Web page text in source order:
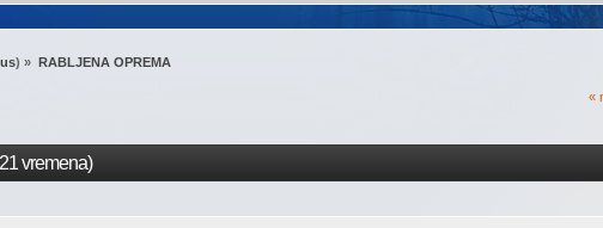
) » RABLJENA OPREMA
«
vremena)